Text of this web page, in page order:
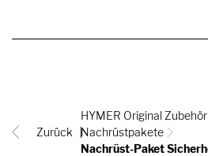
Zurück
HYMER Original Zubehör
Nachrüstpakete
Nachrüst-Paket